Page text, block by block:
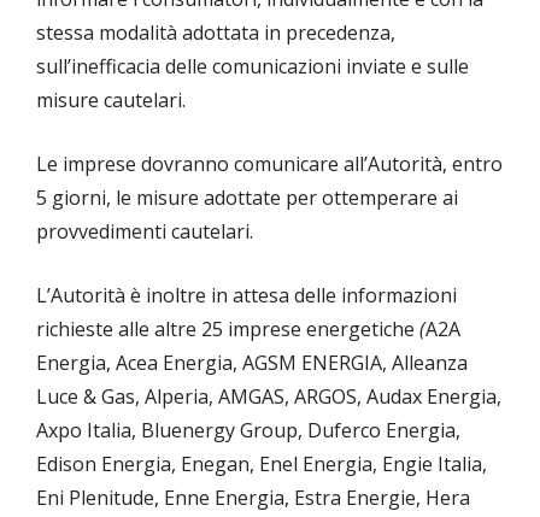
stessa modalità adottata in precedenza,
sull’inefficacia delle comunicazioni inviate e sulle
misure cautelari.
Le imprese dovranno comunicare all’Autorità, entro
5 giorni, le misure adottate per ottemperare ai
provvedimenti cautelari.
L’Autorità è inoltre in attesa delle informazioni
richieste alle altre 25 imprese energetiche (A2A
Energia, Acea Energia, AGSM ENERGIA, Alleanza
Luce & Gas, Alperia, AMGAS, ARGOS, Audax Energia,
Axpo Italia, Bluenergy Group, Duferco Energia,
Edison Energia, Enegan, Enel Energia, Engie Italia,
Eni Plenitude, Enne Energia, Estra Energie, Hera